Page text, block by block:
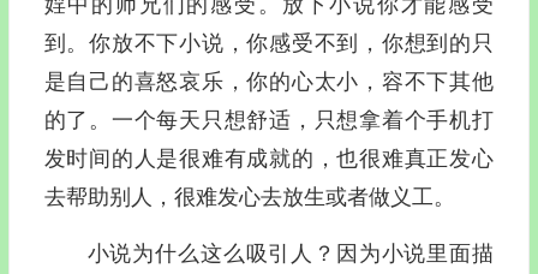
到。你放不下小说，你感受不到，你想到的只
是自己的喜怒哀乐，你的心太小，容不下其他
的了。一个每天只想舒适，只想拿着个手机打
发时间的人是很难有成就的，也很难真正发心
去帮助别人，很难发心去放生或者做义工。
小说为什么这么吸引人？因为小说里面描